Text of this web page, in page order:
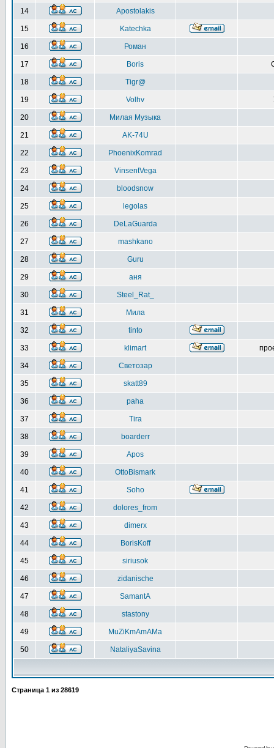
14 Apostolakis
15 Katechka
16 Роман
17 Boris
18 Tigr@
19 Volhv
20 Милая Музыка
21 AK-74U
22 PhoenixKomrad
23 VinsentVega
24 bloodsnow
25 legolas
26 DeLaGuarda
27 mashkano
28 Guru
29 аня
30 Steel_Rat_
31 Мила
32 tinto
33 klimart
34 Светозар
35 skatt89
36 paha
37 Tira
38 boarderr
39 Apos
40 OttoBismark
41 Soho
42 dolores_from
43 dimerx
44 BorisKoff
45 siriusok
46 zidanische
47 SamantA
48 stastony
49 MuZiKmAmAMa
50 NataliyaSavina
Страница 1 из 28619